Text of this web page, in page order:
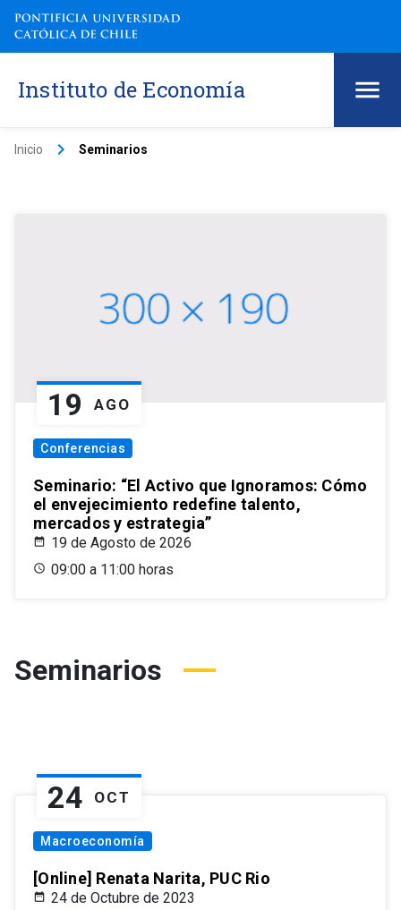
Instituto de Economía
Inicio keyboard_arrow_right Seminarios
19 AGO
Conferencias
Seminario: “El Activo que Ignoramos: Cómo
el envejecimiento redefine talento,
mercados y estrategia”
19 de Agosto de 2026
09:00 a 11:00 horas
Seminarios
24 OCT
Macroeconomía
[Online] Renata Narita, PUC Rio
24 de Octubre de 2023